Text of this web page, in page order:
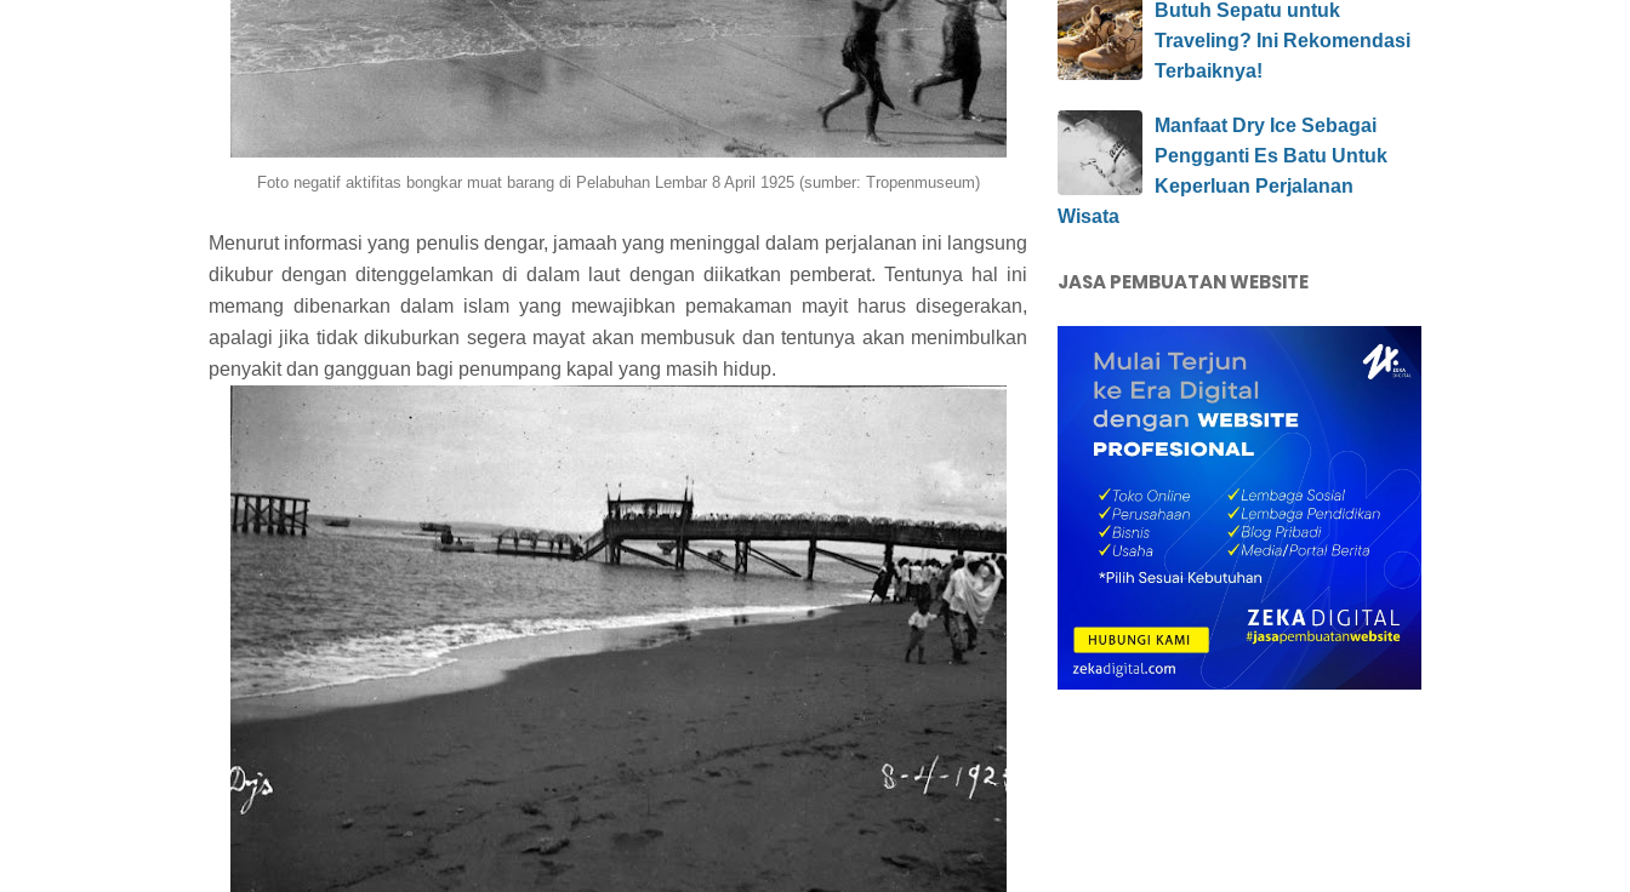
Foto negatif aktifitas bongkar muat barang di Pelabuhan Lembar 8 April 1925 (sumber: Tropenmuseum)
Menurut informasi yang penulis dengar, jamaah yang meninggal dalam perjalanan ini langsung
dikubur dengan ditenggelamkan di dalam laut dengan diikatkan pemberat. Tentunya hal ini
memang dibenarkan dalam islam yang mewajibkan pemakaman mayit harus disegerakan,
apalagi jika tidak dikuburkan segera mayat akan membusuk dan tentunya akan menimbulkan
penyakit dan gangguan bagi penumpang kapal yang masih hidup.
Butuh Sepatu untuk
Traveling? Ini Rekomendasi
Terbaiknya!
Manfaat Dry Ice Sebagai
Pengganti Es Batu Untuk
Keperluan Perjalanan
Wisata
JASA PEMBUATAN WEBSITE